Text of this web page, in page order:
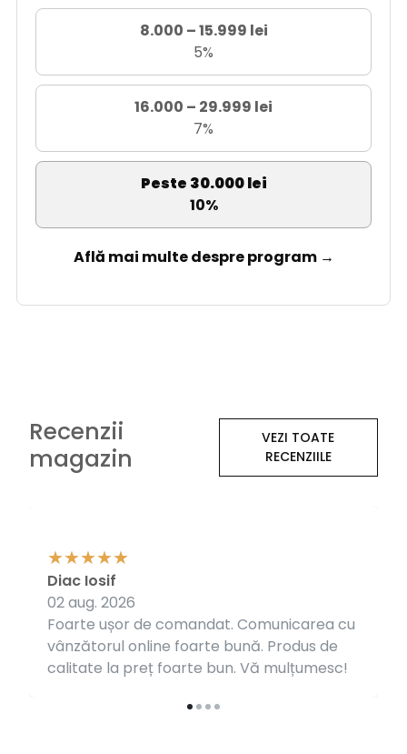
8.000 – 15.999 lei
5%
16.000 – 29.999 lei
7%
Peste 30.000 lei
10%
Află mai multe despre program →
Recenzii
magazin
VEZI TOATE
RECENZIILE
Foarte ușor de comandat. Comunicarea cu
vânzătorul online foarte bună. Produs de
calitate la preț foarte bun. Vă mulțumesc!
Diac Iosif
02 aug. 2026